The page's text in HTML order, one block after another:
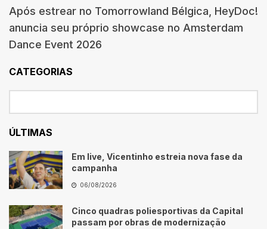
Após estrear no Tomorrowland Bélgica, HeyDoc!
anuncia seu próprio showcase no Amsterdam
Dance Event 2026
CATEGORIAS
ÚLTIMAS
Em live, Vicentinho estreia nova fase da
campanha
06/08/2026
Cinco quadras poliesportivas da Capital
passam por obras de modernização